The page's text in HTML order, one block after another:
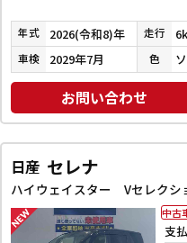
年式 2026(令和8)年 走行
車検 2029年7月 色
お問い合わせ
日産 セレナ
支
中古